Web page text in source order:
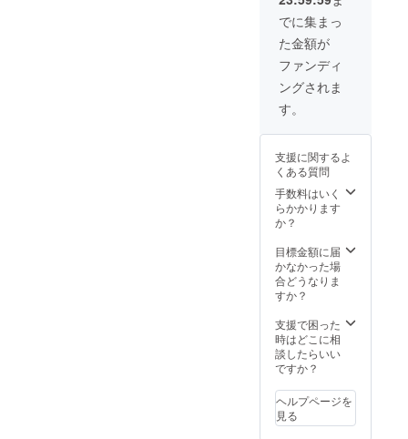
でに集まっ
た金額が
ファンディ
ングされま
す。
支援に関するよ
くある質問
手数料はいく
らかかります
か？
目標金額に届
かなかった場
合どうなりま
すか？
支援で困った
時はどこに相
談したらいい
ですか？
ヘルプページを
見る